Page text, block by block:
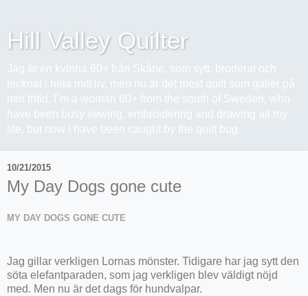
Hill Valley Quilter
Jag är en kvinna 60+ från Skåne, som sytt, broderat och
tecknat i hela mitt liv, men nu är det mest quilt som gäller på
min fritid. I´m a woman 60+ from the south of Sweden, who
have been busy sewing, embroidering and drawing all my
life, but now I have been caught by the quilt bug.
10/21/2015
My Day Dogs gone cute
MY DAY DOGS GONE CUTE
Jag gillar verkligen Lornas mönster. Tidigare har jag sytt den
söta elefantparaden, som jag verkligen blev väldigt nöjd
med. Men nu är det dags för hundvalpar.